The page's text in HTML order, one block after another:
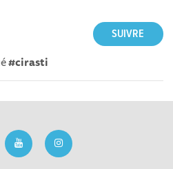
SUIVRE
#cirasti